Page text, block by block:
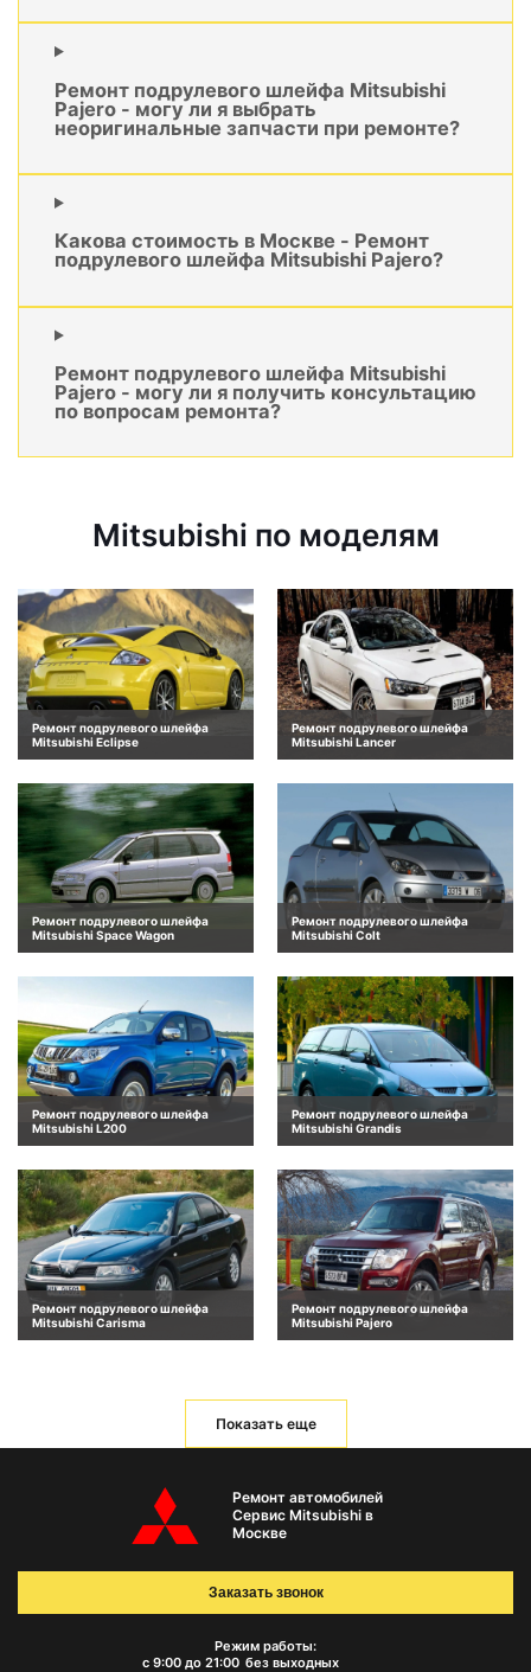
Ремонт подрулевого шлейфа Mitsubishi
Pajero - могу ли я выбрать
неоригинальные запчасти при ремонте?
Какова стоимость в Москве - Ремонт
подрулевого шлейфа Mitsubishi Pajero?
Ремонт подрулевого шлейфа Mitsubishi
Pajero - могу ли я получить консультацию
по вопросам ремонта?
Mitsubishi по моделям
Ремонт подрулевого шлейфа
Mitsubishi Eclipse
Ремонт подрулевого шлейфа
Mitsubishi Lancer
Ремонт подрулевого шлейфа
Mitsubishi Space Wagon
Ремонт подрулевого шлейфа
Mitsubishi Colt
Ремонт подрулевого шлейфа
Mitsubishi L200
Ремонт подрулевого шлейфа
Mitsubishi Grandis
Ремонт подрулевого шлейфа
Mitsubishi Carisma
Ремонт подрулевого шлейфа
Mitsubishi Pajero
Показать еще
Ремонт автомобилей
Сервис Mitsubishi в
Москве
Режим работы:
с 9:00 до 21:00 без выходных
Заказать звонок